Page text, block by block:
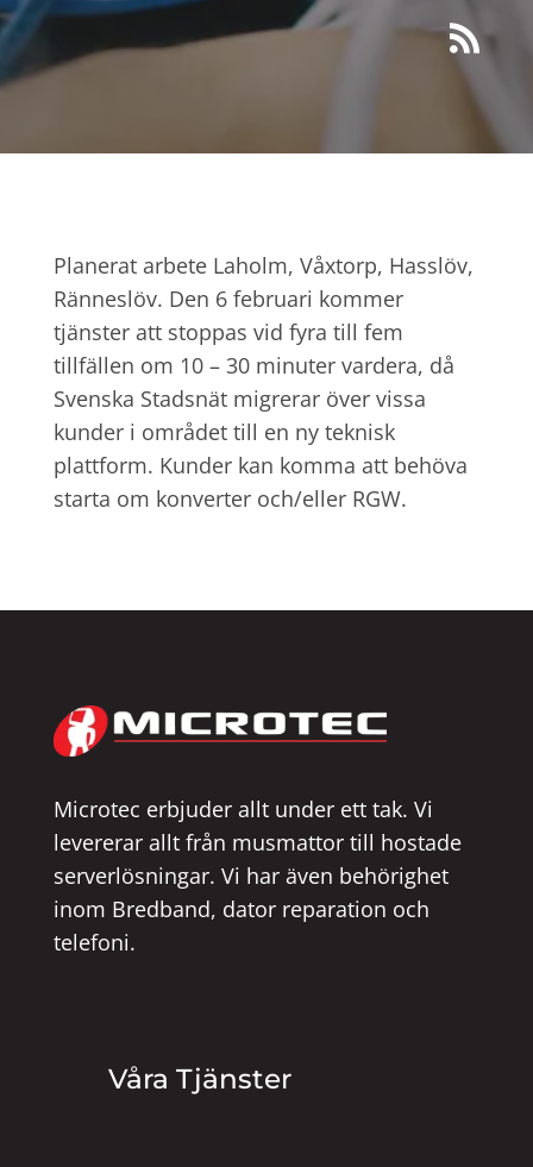

Planerat arbete Laholm, Våxtorp, Hasslöv,
Ränneslöv. Den 6 februari kommer
tjänster att stoppas vid fyra till fem
tillfällen om 10 – 30 minuter vardera, då
Svenska Stadsnät migrerar över vissa
kunder i området till en ny teknisk
plattform. Kunder kan komma att behöva
starta om konverter och/eller RGW.
Microtec erbjuder allt under ett tak. Vi
levererar allt från musmattor till hostade
serverlösningar. Vi har även behörighet
inom Bredband, dator reparation och
telefoni.
Våra Tjänster